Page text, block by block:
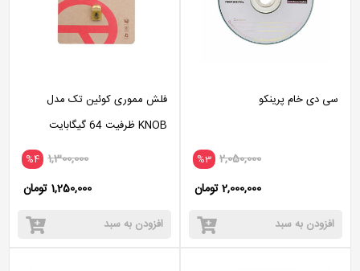
سی دی خام پرینکو
%3 2,050,000
2,000,000 تومان
افزودن به سبد
فلش مموری کوئین تک مدل
KNOB ظرفیت 64 گیگابایت
%4 1,300,000
1,250,000 تومان
افزودن به سبد